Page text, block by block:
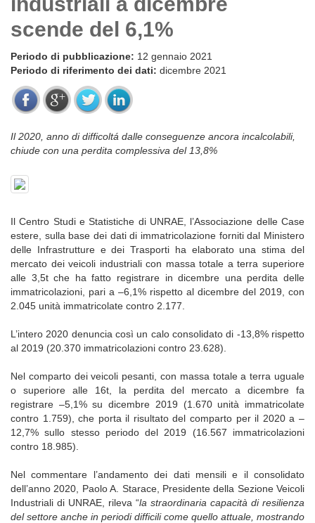
scende del 6,1%
Periodo di pubblicazione: 12 gennaio 2021
Periodo di riferimento dei dati: dicembre 2021
Il 2020, anno di difficoltá dalle conseguenze ancora incalcolabili,
chiude con una perdita complessiva del 13,8%
Il Centro Studi e Statistiche di UNRAE, l’Associazione delle Case
estere, sulla base dei dati di immatricolazione forniti dal Ministero
delle Infrastrutture e dei Trasporti ha elaborato una stima del
mercato dei veicoli industriali con massa totale a terra superiore
alle 3,5t che ha fatto registrare in dicembre una perdita delle
immatricolazioni, pari a –6,1% rispetto al dicembre del 2019, con
2.045 unità immatricolate contro 2.177.
L’intero 2020 denuncia così un calo consolidato di -13,8% rispetto
al 2019 (20.370 immatricolazioni contro 23.628).
Nel comparto dei veicoli pesanti, con massa totale a terra uguale
o superiore alle 16t, la perdita del mercato a dicembre fa
registrare –5,1% su dicembre 2019 (1.670 unità immatricolate
contro 1.759), che porta il risultato del comparto per il 2020 a –
12,7% sullo stesso periodo del 2019 (16.567 immatricolazioni
contro 18.985).
Nel commentare l’andamento dei dati mensili e il consolidato
dell’anno 2020, Paolo A. Starace, Presidente della Sezione Veicoli
Industriali di UNRAE, rileva “la straordinaria capacità di resilienza
del settore anche in periodi difficili come quello attuale, mostrando